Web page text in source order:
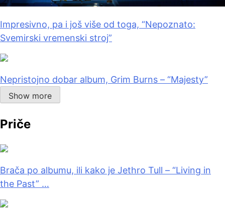
Impresivno, pa i još više od toga, “Nepoznato:
Svemirski vremenski stroj”
Nepristojno dobar album, Grim Burns – “Majesty”
Show more
Priče
Brača po albumu, ili kako je Jethro Tull – “Living in
the Past” …